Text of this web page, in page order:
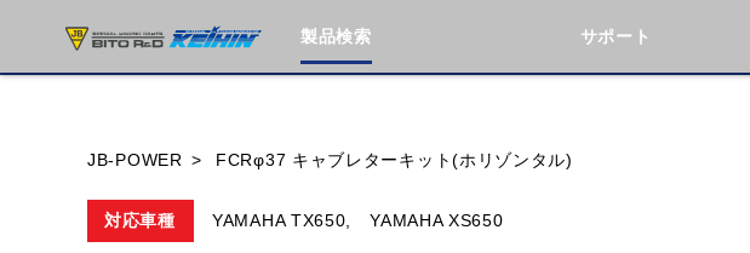
製品検索 サポート
JB-POWER FCRφ37 キャブレターキット(ホリゾンタル)
対応車種 YAMAHA TX650, YAMAHA XS650